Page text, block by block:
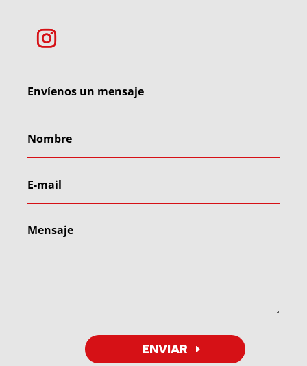
Envíenos un mensaje
ENVIAR